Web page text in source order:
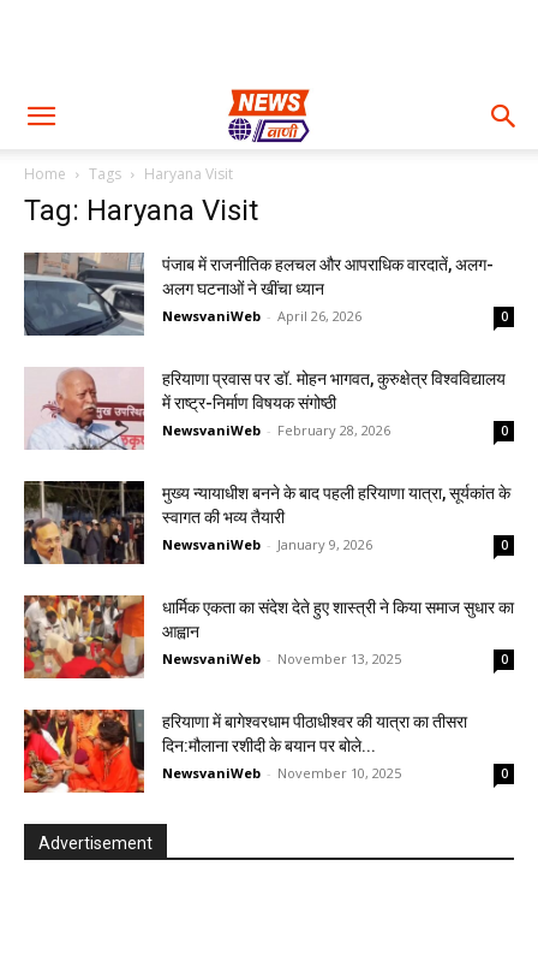
Home Tags Haryana Visit
Tag: Haryana Visit
पंजाब में राजनीतिक हलचल और आपराधिक वारदातें, अलग-
अलग घटनाओं ने खींचा ध्यान
NewsvaniWeb - April 26, 2026 0
हरियाणा प्रवास पर डॉ. मोहन भागवत, कुरुक्षेत्र विश्वविद्यालय
में राष्ट्र-निर्माण विषयक संगोष्ठी
NewsvaniWeb - February 28, 2026 0
मुख्य न्यायाधीश बनने के बाद पहली हरियाणा यात्रा, सूर्यकांत के
स्वागत की भव्य तैयारी
NewsvaniWeb - January 9, 2026 0
धार्मिक एकता का संदेश देते हुए शास्त्री ने किया समाज सुधार का
आह्वान
NewsvaniWeb - November 13, 2025 0
हरियाणा में बागेश्वरधाम पीठाधीश्वर की यात्रा का तीसरा
दिन:मौलाना रशीदी के बयान पर बोले...
NewsvaniWeb - November 10, 2025 0
Advertisement